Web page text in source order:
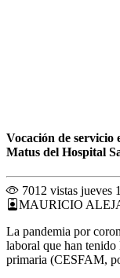
Vocación de
Matus del Hospital
7012 vistas jueves
MAURICIO
La pandemia por
laboral que han tenido
primaria (CESFAM,